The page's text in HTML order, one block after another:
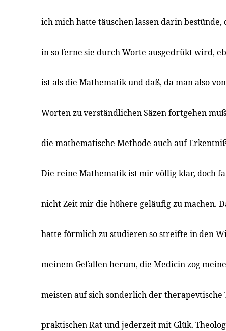
ich mich hatte täuschen lassen darin bestünde,
in so ferne sie durch Worte ausgedrükt wird,
ist als die Mathematik und daß, da man also
Worten zu verständlichen Säzen fortgehen
die mathematische Methode auch auf
Die reine Mathematik ist mir völlig klar, doch
nicht Zeit mir die höhere geläufig zu machen.
hatte förmlich zu studieren so streifte in den
meinem Gefallen herum, die Medicin zog
meisten auf sich sonderlich der therapevtische
praktischen Rat und jederzeit mit Glük.